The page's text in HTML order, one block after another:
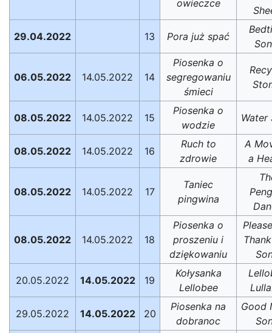
owieczce
29.04.2022 13 Pora już spać
06.05.2022 14.05.2022 14
Piosenka o
segregowaniu
śmieci
08.05.2022 14.05.2022 15
Piosenka o
wodzie
Water
08.05.2022 14.05.2022 16
Ruch to
zdrowie
A
a
08.05.2022 14.05.2022 17
Taniec
pingwina
08.05.2022 14.05.2022 18
Piosenka o
proszeniu i
dziękowaniu
20.05.2022 14.05.2022 19
Kołysanka
Lellobee
29.05.2022 14.05.2022 20
Piosenka na
dobranoc
Good